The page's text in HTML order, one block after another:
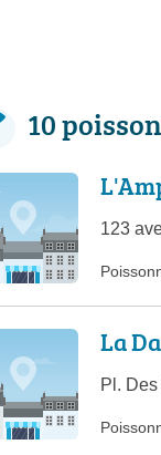
10
123
La
Pl.